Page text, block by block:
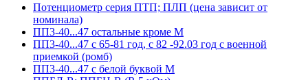
Потенциометр серия ПТП; ПЛП (цена зависит от
номинала)
ПП3-40...47 остальные кроме М
ПП3-40...47 с 65-81 год, с 82 -92.03 год с военной
приемкой (ромб)
ПП3-40...47 с белой буквой М